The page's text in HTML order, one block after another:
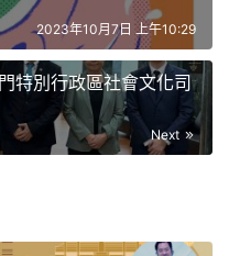
2023年10月7日 上午10:29
特別行政區社會文化司
Next